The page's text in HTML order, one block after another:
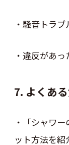
・騒音トラ
・違反があ
7. よくあ
・「シャワ
ット方法を紹